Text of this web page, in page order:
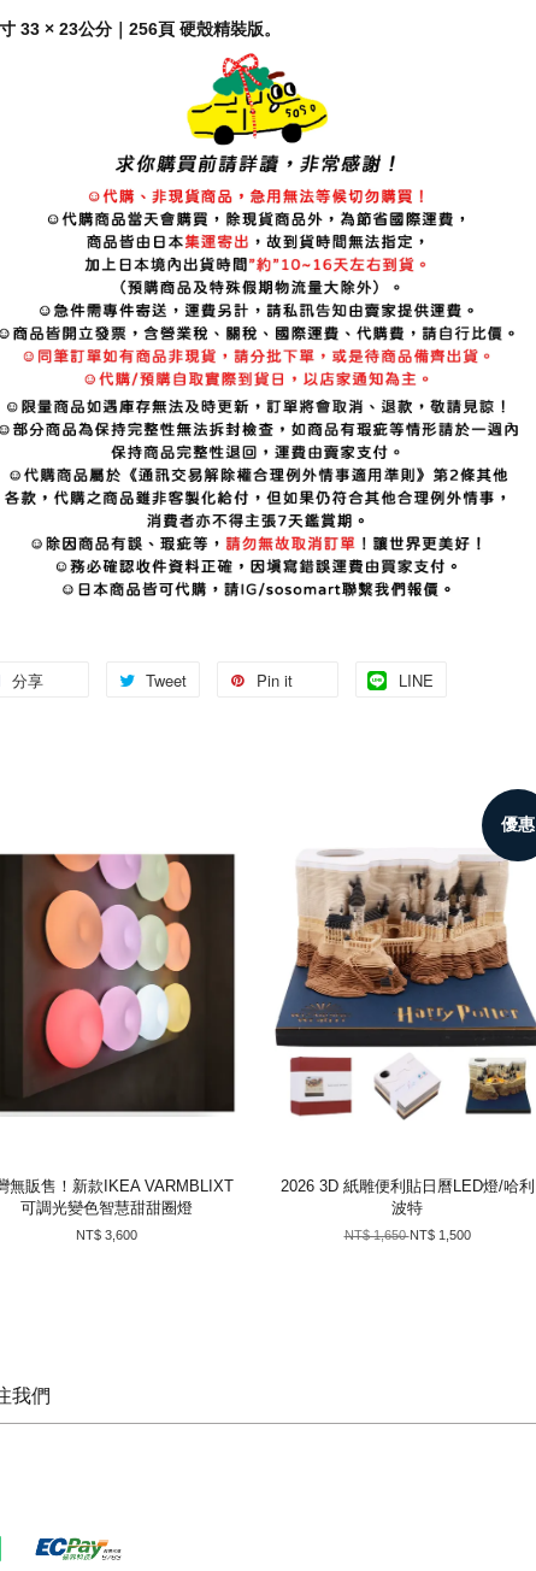
寸 33 × 23公分｜256頁 硬殼精裝版。
分享 Tweet Pin it LINE
無販售！新款IKEA VARMBLIXT
可調光變色智慧甜甜圈燈
NT$ 3,600
優惠
2026 3D 紙雕便利貼日曆LED燈/哈利
波特
NT$ 1,650NT$ 1,500
我們